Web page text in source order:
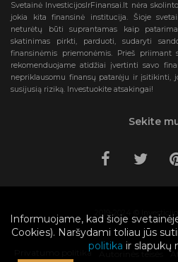
Svetainė InvesticijosIrFinansai.lt nėra
jokia kita finansinė institucija. Šioje
neturėtų būti suprantamas kaip
skatinimas pirkti, parduoti, sudaryti
finansinėmis priemonėmis. Prieš priimant
rekomenduojame atidžiai įvertinti savo
nepriklausomu finansų patarėju ir įsitikinti,
susijusią riziką. Investuokite atsakingai!
Sekite
2019-2024 ©
Privatumo politika Autorinės teisės
Informuojame, kad šioje
Cookies). Naršydami toliau jūs
politika ir slapukų